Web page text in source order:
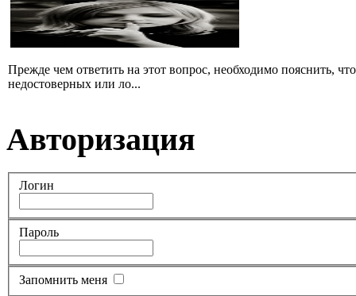
Прежде чем ответить на этот вопрос, необходимо пояснить,
недостоверных или ло...
Авторизация
Логин
Пароль
Запомнить меня